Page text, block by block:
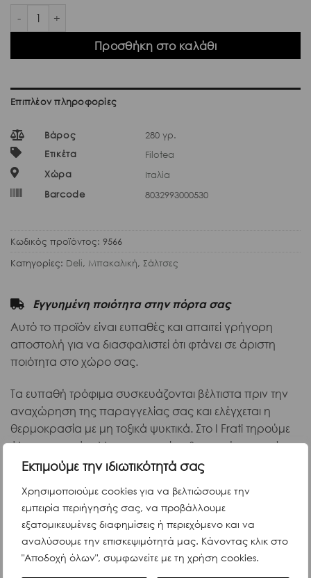
Εκτιμούμε την ιδιωτικότητά σας
Χρησιμοποιούμε cookies για να βελτιώσουμε την
εμπειρία περιήγησής σας, να προβάλλουμε
εξατομικευμένες διαφημίσεις ή περιεχόμενο και να
αναλύσουμε την επισκεψιμότητά μας. Κάνοντας κλικ στο
"Αποδοχή όλων", συμφωνείτε με τη χρήση cookies.
Filotea Sugo ai Funghi 280gr ποσότητα
Προσθήκη στο καλάθι
Επιπλέον πληροφορίες
Βάρος
280 γρ.
Ετικέτα
Filotea
Χώρα
Ιταλία
Barcode
8032993000530
Κωδικός προϊόντος: 9566
Κατηγορίες: Deli, Μπακαλική, Σάλτσες
Εγγυημένη ποιότητα στην πόρτα σας
Αυτό το προϊόν είναι ευπαθές και απαιτεί γρήγορη
αποστολή για να διασφαλιστεί ότι φτάνει σε άριστη
ποιότητα στο χώρο σας.
Τα ευπαθή τρόφιμα συσκευάζονται βέλτιστα πριν την
αναχώρηση της παραγγελίας σας και ελέγχεται η
θερμοκρασία με μη τοξικά ψυκτικά. Στο I Frati τηρούμε
όλα τα πρωτόκολλα προστασίας & υγιεινής σχετικά με
τον Covid-19.
Περιγραφή